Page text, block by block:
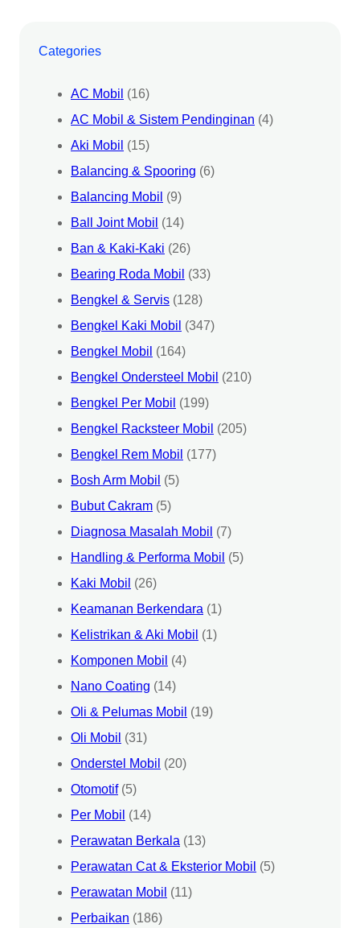
Categories
AC Mobil (16)
AC Mobil & Sistem Pendinginan (4)
Aki Mobil (15)
Balancing & Spooring (6)
Balancing Mobil (9)
Ball Joint Mobil (14)
Ban & Kaki-Kaki (26)
Bearing Roda Mobil (33)
Bengkel & Servis (128)
Bengkel Kaki Mobil (347)
Bengkel Mobil (164)
Bengkel Ondersteel Mobil (210)
Bengkel Per Mobil (199)
Bengkel Racksteer Mobil (205)
Bengkel Rem Mobil (177)
Bosh Arm Mobil (5)
Bubut Cakram (5)
Diagnosa Masalah Mobil (7)
Handling & Performa Mobil (5)
Kaki Mobil (26)
Keamanan Berkendara (1)
Kelistrikan & Aki Mobil (1)
Komponen Mobil (4)
Nano Coating (14)
Oli & Pelumas Mobil (19)
Oli Mobil (31)
Onderstel Mobil (20)
Otomotif(5)
Per Mobil (14)
Perawatan Berkala (13)
Perawatan Cat & Eksterior Mobil (5)
Perawatan Mobil (11)
Perbaikan (186)